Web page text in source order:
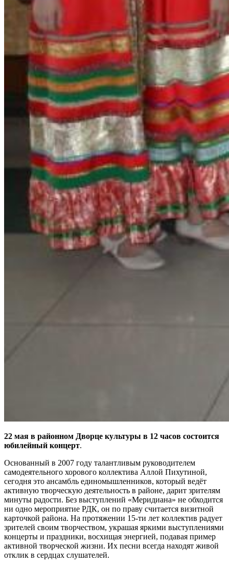
22 мая в районном Дворце культуры в 12 часов состоится
юбилейный концерт.
Основанный в 2007 году талантливым руководителем
самодеятельного хорового коллектива Аллой Пихутиной,
сегодня это ансамбль единомышленников, который ведёт
активную творческую деятельность в районе, дарит зрителям
минуты радости. Без выступлений «Меридиана» не обходится
ни одно мероприятие РДК, он по праву считается визитной
карточкой района. На протяжении 15-ти лет коллектив радует
зрителей своим творчеством, украшая яркими выступлениями
концерты и праздники, восхищая энергией, подавая пример
активной творческой жизни. Их песни всегда находят живой
отклик в сердцах слушателей.